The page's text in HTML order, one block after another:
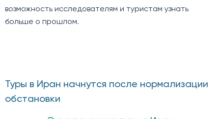
возможность исследователям и туристам узнать
больше о прошлом.
Туры в Иран начнутся после нормализации
обстановки